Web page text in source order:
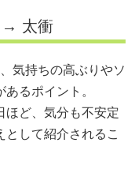
→ 太衝
気持ちの高ぶりやソ
るポイント。
ほど、気分も不安定
して紹介されるこ